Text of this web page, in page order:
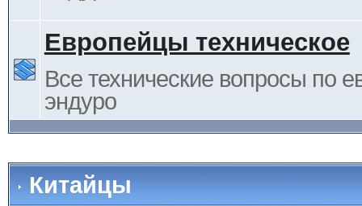
Европейцы техническое
Все технические вопросы по
эндуро
Китайцы